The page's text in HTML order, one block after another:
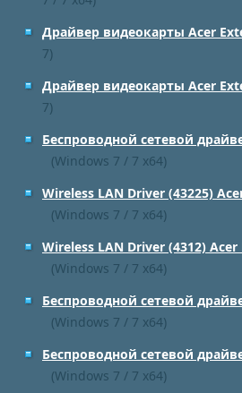
Драйвер видеокарты Acer
7)
Драйвер видеокарты Acer
7)
Беспроводной сетевой
(Windows 7 / 7 x64)
Wireless LAN Driver (43225)
(Windows 7 / 7 x64)
Wireless LAN Driver (4312) Acer
(Windows 7 / 7 x64)
Беспроводной сетевой
(Windows 7 / 7 x64)
Беспроводной сетевой
(Windows 7 / 7 x64)